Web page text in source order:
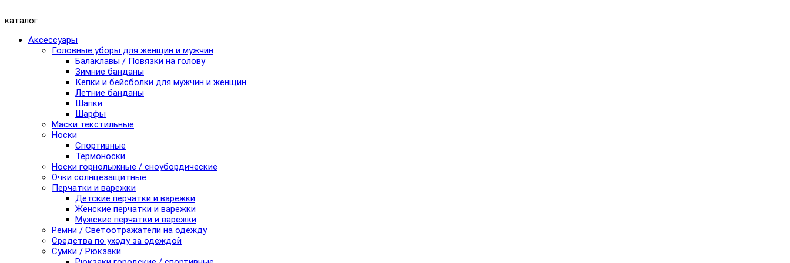
каталог
Аксессуары
Головные уборы для женщин и мужчин
Балаклавы / Повязки на голову
Зимние банданы
Кепки и бейсболки для мужчин и женщин
Летние банданы
Шапки
Шарфы
Маски текстильные
Носки
Спортивные
Термоноски
Носки горнолыжные / сноубордические
Очки солнцезащитные
Перчатки и варежки
Детские перчатки и варежки
Женские перчатки и варежки
Мужские перчатки и варежки
Ремни / Светоотражатели на одежду
Средства по уходу за одеждой
Сумки / Рюкзаки